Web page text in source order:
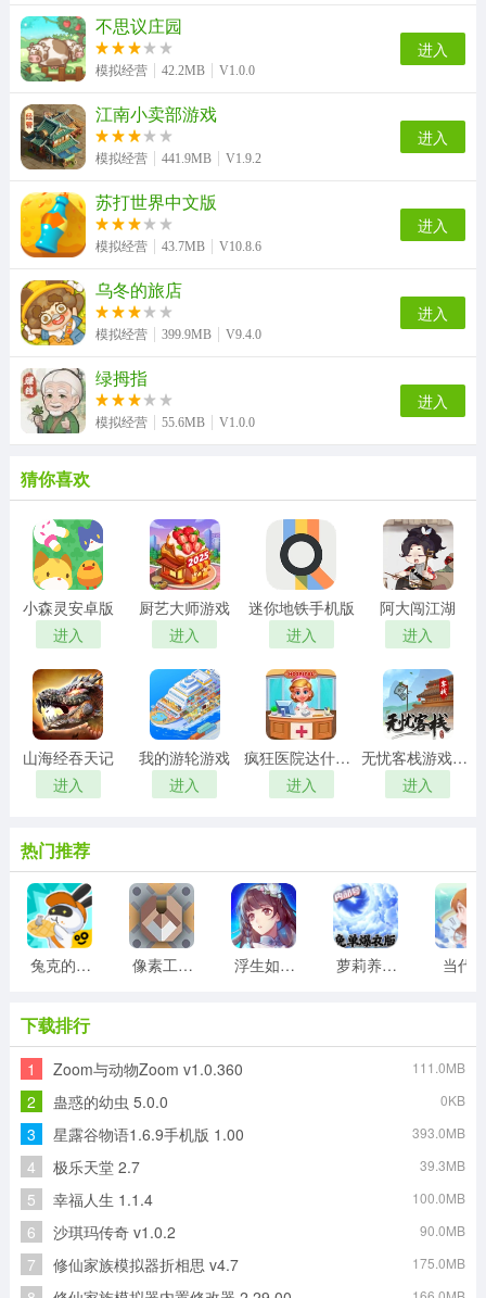
不思议庄园
模拟经营 42.2MB V1.0.0
进入
江南小卖部游戏
模拟经营 441.9MB V1.9.2
进入
苏打世界中文版
模拟经营 43.7MB V10.8.6
进入
乌冬的旅店
模拟经营 399.9MB V9.4.0
进入
绿拇指
模拟经营 55.6MB V1.0.0
进入
猜你喜欢
小森灵安卓版
进入
厨艺大师游戏
进入
迷你地铁手机版
进入
阿大闯江湖
进入
山海经吞天记
进入
我的游轮游戏
进入
疯狂医院达什医生
进入
无忧客栈游戏红包版
进入
热门推荐
兔克的餐厅游戏 像素工厂模组最新版 浮生如梦亦如烟游戏版 萝莉养成计划 当代
下载排行
1 Zoom与动物Zoom v1.0.360 111.0MB
2 蛊惑的幼虫 5.0.0 0KB
3 星露谷物语1.6.9手机版 1.00 393.0MB
4 极乐天堂 2.7 39.3MB
5 幸福人生 1.1.4 100.0MB
6 沙琪玛传奇 v1.0.2 90.0MB
7 修仙家族模拟器折相思 v4.7 175.0MB